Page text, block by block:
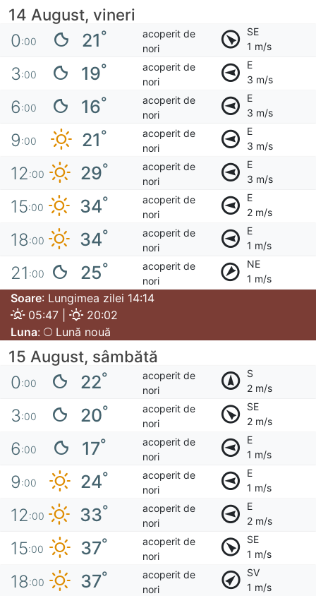
14 August, vineri
0:00 21°
acoperit de
nori
SE
1 m/s
3:00 19°
acoperit de
nori
E
3 m/s
6:00 16°
acoperit de
nori
E
3 m/s
9:00 21°
acoperit de
nori
E
3 m/s
12:00 29°
acoperit de
nori
E
3 m/s
15:00 34°
acoperit de
nori
E
2 m/s
18:00 34°
acoperit de
nori
E
1 m/s
21 :00 25°
acoperit de
nori
NE
1 m/s
Soare: Lungimea zilei 14:14
05:47 |
20:02
Luna: Lună nouă
15 August, sâmbătă
0:00 22°
acoperit de
nori
S
2 m/s
3:00 20°
acoperit de
nori
SE
2 m/s
6:00 17°
acoperit de
nori
E
1 m/s
9:00 24°
acoperit de
nori
E
1 m/s
12:00 33°
acoperit de
nori
E
2 m/s
15:00 37°
acoperit de
nori
SE
1 m/s
18:00 37°
acoperit de
nori
SV
1 m/s